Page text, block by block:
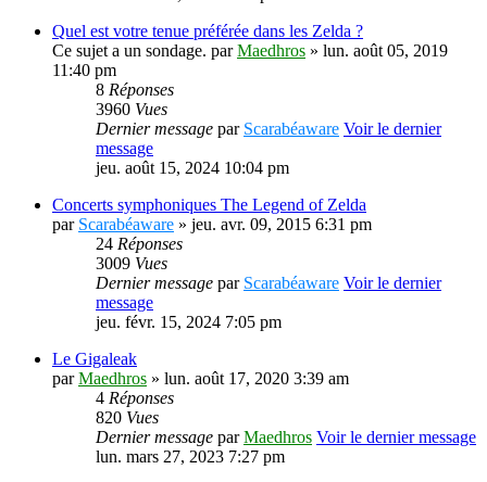
Quel est votre tenue préférée dans les Zelda ?
Ce sujet a un sondage. parMaedhros » lun. août 05, 2019
11:40 pm
8 Réponses
3960 Vues
Dernier message par Scarabéaware Voir le dernier
message
jeu. août 15, 2024 10:04 pm
Concerts symphoniques The Legend of Zelda
par Scarabéaware » jeu. avr. 09, 2015 6:31 pm
24 Réponses
3009 Vues
Dernier message par Scarabéaware Voir le dernier
message
jeu. févr. 15, 2024 7:05 pm
Le Gigaleak
parMaedhros » lun. août 17, 2020 3:39 am
4 Réponses
820 Vues
Dernier message parMaedhros Voir le dernier message
lun. mars 27, 2023 7:27 pm